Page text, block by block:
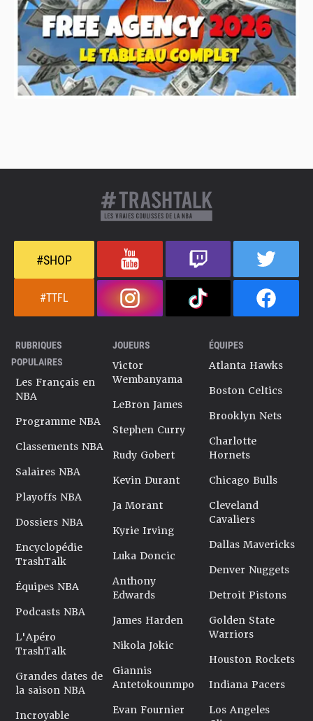
#SHOP
#TTFL
RUBRIQUES
POPULAIRES
Les Français en
NBA
Programme NBA
Classements NBA
Salaires NBA
Playoffs NBA
Dossiers NBA
Encyclopédie
TrashTalk
Équipes NBA
Podcasts NBA
L'Apéro
TrashTalk
Grandes dates de
la saison NBA
Incroyable
JOUEURS
Victor
Wembanyama
LeBron James
Stephen Curry
Rudy Gobert
Kevin Durant
Ja Morant
Kyrie Irving
Luka Doncic
Anthony
Edwards
James Harden
Nikola Jokic
Giannis
Antetokounmpo
Evan Fournier
ÉQUIPES
Atlanta Hawks
Boston Celtics
Brooklyn Nets
Charlotte
Hornets
Chicago Bulls
Cleveland
Cavaliers
Dallas Mavericks
Denver Nuggets
Detroit Pistons
Golden State
Warriors
Houston Rockets
Indiana Pacers
Los Angeles